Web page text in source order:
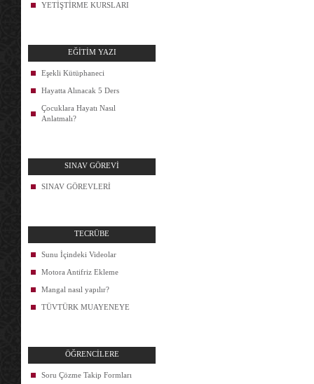
YETİŞTİRME KURSLARI
EĞİTİM YAZI
Eşekli Kütüphaneci
Hayatta Alınacak 5 Ders
Çocuklara Hayatı Nasıl
Anlatmalı?
SINAV GÖREVİ
SINAV GÖREVLERİ
TECRÜBE
Sunu İçindeki Videolar
Motora Antifriz Ekleme
Mangal nasıl yapılır?
TÜVTÜRK MUAYENEYE
ÖĞRENCİLERE
Soru Çözme Takip Formları